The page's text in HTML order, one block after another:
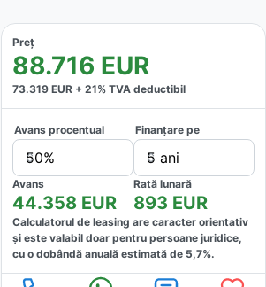
Autentifică-te
Nu ai oferte favorite
Preț
88.716 EUR
73.319 EUR + 21% TVA deductibil
Avans procentual
50%
Finanțare pe
5 ani
Avans
44.358 EUR
Rată lunară
893 EUR
Calculatorul de leasing are caracter orientativ
și este valabil doar pentru persoane juridice,
cu o dobândă anuală estimată de 5,7%.